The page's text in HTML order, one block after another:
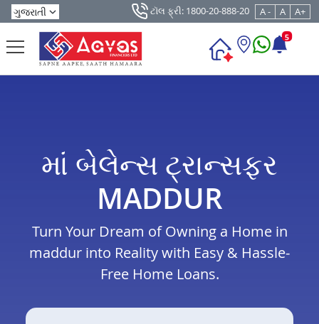
ટૉલ ફ્રી: 1800-20-888-20 A - A A+
5
માં બેલેન્સ ટ્રાન્સફર
MADDUR
Turn Your Dream of Owning a Home in
maddur into Reality with Easy & Hassle-
Free Home Loans.